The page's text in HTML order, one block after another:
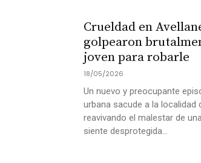
Crueldad en
golpearon
joven para robarle
18/05/2026
Un nuevo y preocupante
urbana sacude a la localidad
reavivando el malestar de
siente desprotegida...